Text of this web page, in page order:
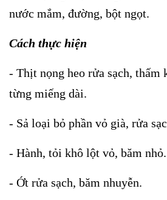
nước mắm, đường, bột ngọt.
Cách thực hiện
- Thịt nọng heo rửa sạch, thấm
từng miếng dài.
- Sả loại bỏ phần vỏ già, rửa
- Hành, tỏi khô lột vỏ, băm nhỏ.
- Ớt rửa sạch, băm nhuyễn.